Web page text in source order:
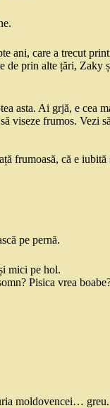
ani, care a trecut
de prin alte țări, Zaky
asta. Ai grjă, e cea
viseze frumos. Vezi
frumoasă, că e iubită
pe pernă.
mici pe hol.
Pisica vrea
moldovencei… greu.